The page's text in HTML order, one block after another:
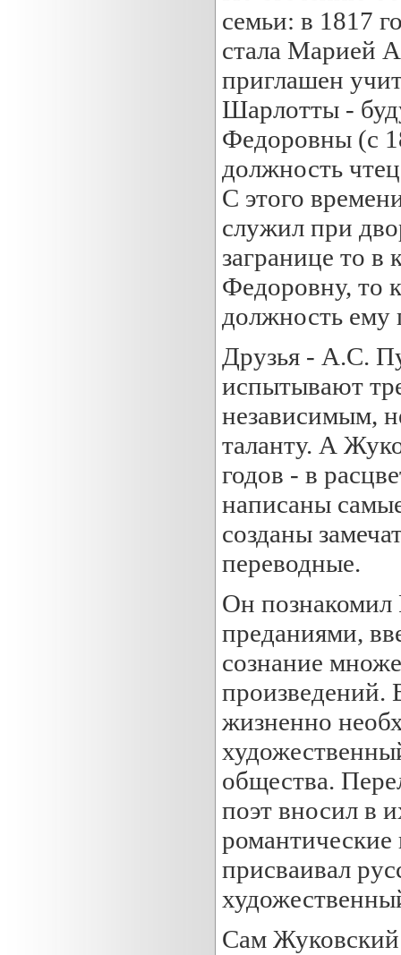
семьи: в 1817
стала Марией
приглашен
Шарлотты -
Федоровны (с
должность
С этого
служил при
загранице то в
Федоровну, то
должность ему
Друзья - А.С.
испытывают
независимым,
таланту. А
годов - в
написаны
созданы
переводные.
Он
преданиями,
сознание
произведений.
жизненно
общества.
поэт вносил в
присваивал
Сам Жуковский